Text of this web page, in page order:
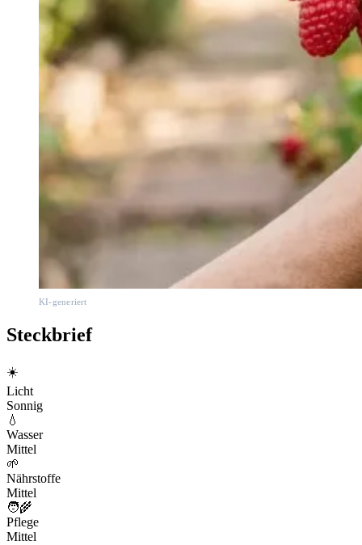
KI-generiert
Steckbrief
☀️
Licht
Sonnig
💧
Wasser
Mittel
🌱
Nährstoffe
Mittel
🧑‍🌾
Pflege
Mittel